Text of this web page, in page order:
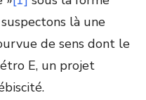
là une
de sens dont le
E, un projet